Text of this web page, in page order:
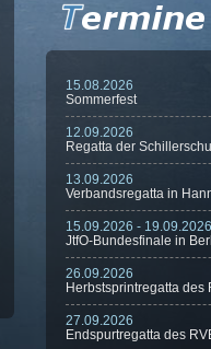
15.08.2026
Sommerfest
12.09.2026
Regatta der
13.09.2026
Verbandsregatta in
15.09.2026 - 19.09.2026
JtfO-Bundesfinale in
26.09.2026
Herbstsprintregatta des
27.09.2026
Endspurtregatta des